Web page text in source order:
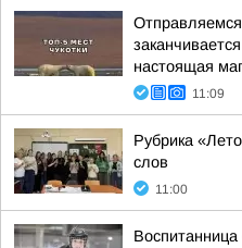
настоящая
11:09
Рубрика
слов
11:00